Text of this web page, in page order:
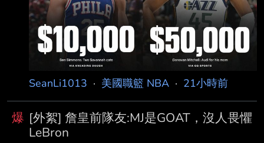
SeanLi1013 · 美國職籃 NBA · 21小時前
爆 [外絮] 詹皇前隊友:MJ是GOAT，沒人畏懼
LeBron